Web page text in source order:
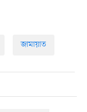
জামায়াত